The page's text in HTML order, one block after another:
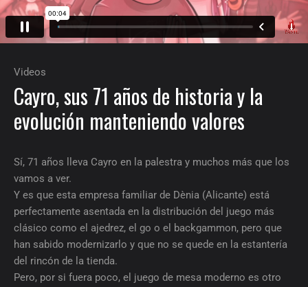
Videos
Cayro, sus 71 años de historia y la
evolución manteniendo valores
Sí, 71 años lleva Cayro en la palestra y muchos más que los
vamos a ver.
Y es que esta empresa familiar de Dènia (Alicante) está
perfectamente asentada en la distribución del juego más
clásico como el ajedrez, el go o el backgammon, pero que
han sabido modernizarlo y que no se quede en la estantería
del rincón de la tienda.
Pero, por si fuera poco, el juego de mesa moderno es otro